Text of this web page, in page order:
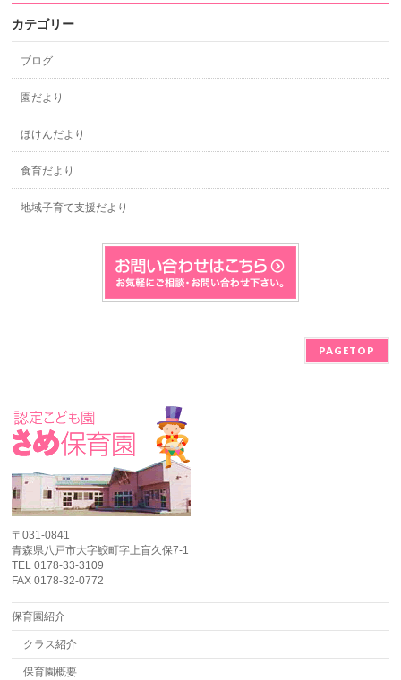
カテゴリー
ブログ
園だより
ほけんだより
食育だより
地域子育て支援だより
PAGETOP
〒031-0841
青森県八戸市大字鮫町字上盲久保7-1
TEL 0178-33-3109
FAX 0178-32-0772
保育園紹介
クラス紹介
保育園概要